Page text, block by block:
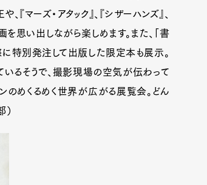
『マーズ・アタック』、『シザーハンズ』、
を思い出しながら楽しめます。また、「書
に特別発注して出版した限定本も展示。
いるそうで、撮影現場の空気が伝わって
ンのめくるめく世界が広がる展覧会。どん
）